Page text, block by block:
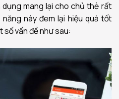
mang lại cho chủ thẻ rất
này đem lại hiệu quả tốt
số vấn đề như sau: